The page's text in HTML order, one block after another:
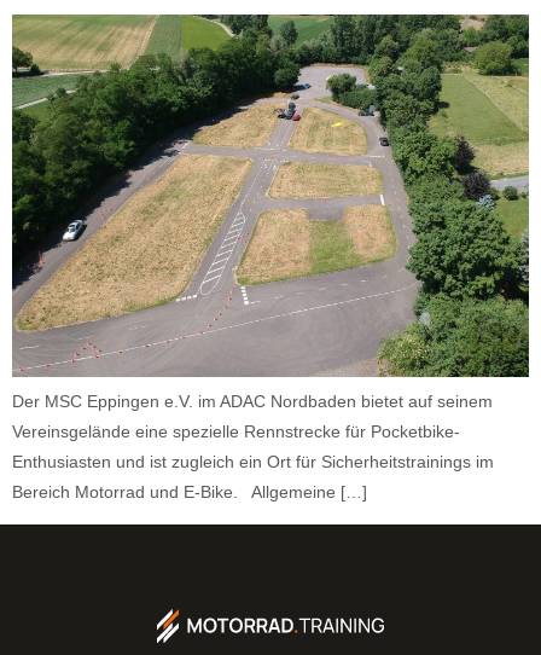
Der MSC Eppingen e.V. im ADAC Nordbaden bietet auf seinem
Vereinsgelände eine spezielle Rennstrecke für Pocketbike-
Enthusiasten und ist zugleich ein Ort für Sicherheitstrainings im
Bereich Motorrad und E-Bike. Allgemeine […]